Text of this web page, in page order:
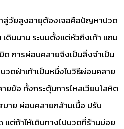
สู่วัยสูงอายุต้องเจอคือปัญหาปวด
ดินนาน ระบมตั้งแต่หัวถึงเท้า แถม
ด การผ่อนคลายจึงเป็นสิ่งจำเป็น
วดฝ่าเท้าเป็นหนึ่งในวิธีผ่อนคลาย
ยข้อ ทั้งกระตุ้นการไหลเวียนโลหิต
าย ผ่อนคลายกล้ามเนื้อ ปรับ
ต่ถ้าให้เดินทางไปนวดที่ร้านบ่อย